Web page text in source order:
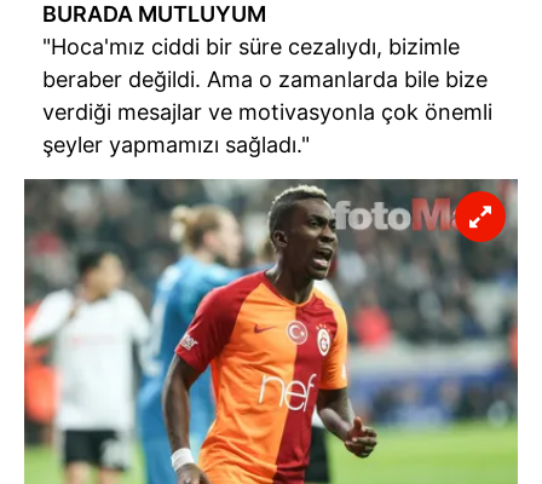
BURADA MUTLUYUM
"Hoca'mız ciddi bir süre cezalıydı, bizimle
beraber değildi. Ama o zamanlarda bile bize
verdiği mesajlar ve motivasyonla çok önemli
şeyler yapmamızı sağladı."